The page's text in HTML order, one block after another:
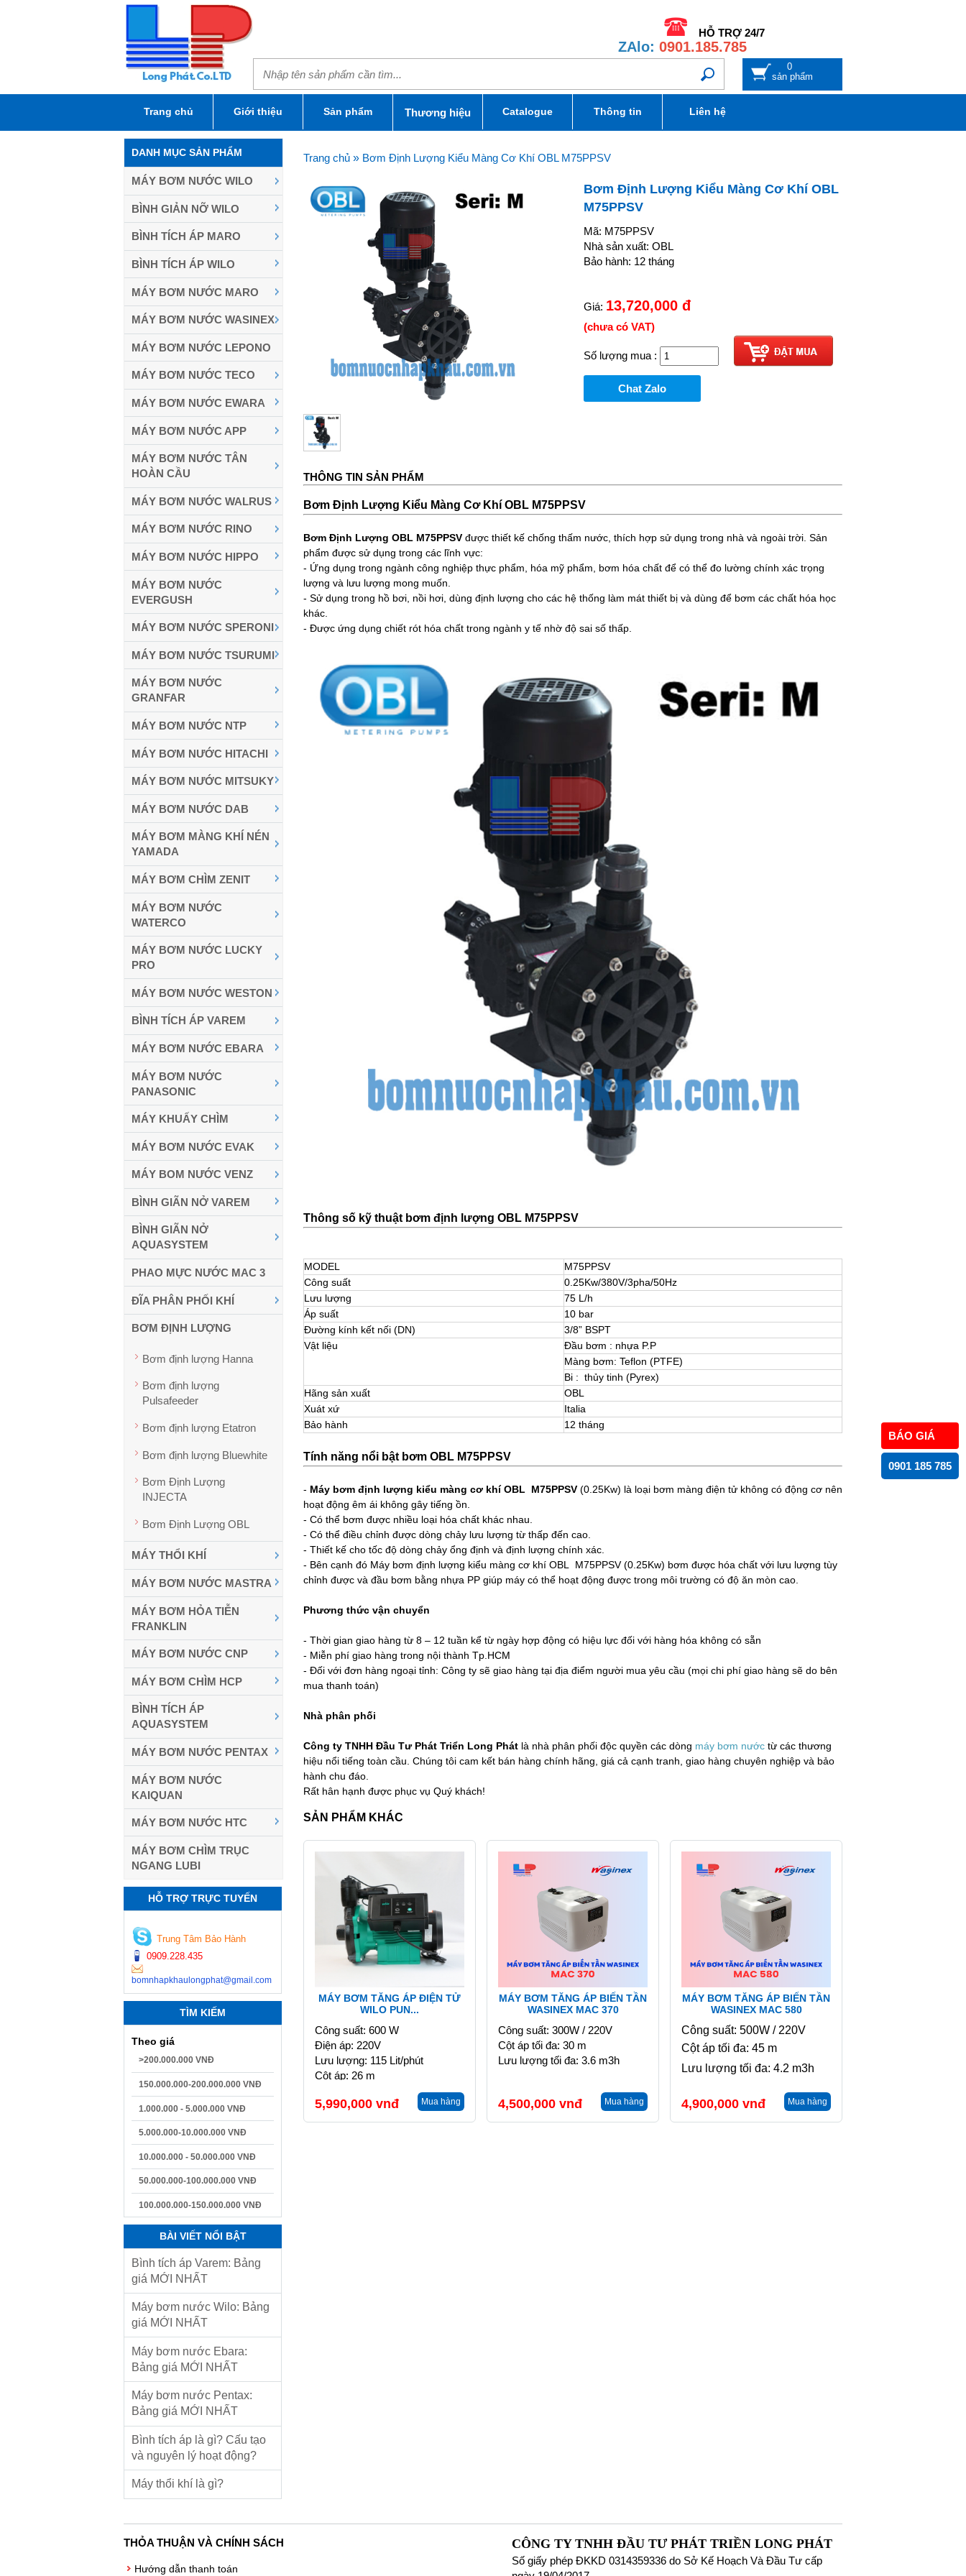
BÁO GIÁ
0901 185 785
HỖ TRỢ 24/7
ZAlo: 0901.185.785
0
sản phẩm
Trang chủ Giới thiệu Sản phẩm Thương hiệu Catalogue Thông tin Liên hệ
DANH MỤC SẢN PHẨM
MÁY BƠM NƯỚC WILO
BÌNH GIẢN NỠ WILO
BÌNH TÍCH ÁP MARO
BÌNH TÍCH ÁP WILO
MÁY BƠM NƯỚC MARO
MÁY BƠM NƯỚC WASINEX
MÁY BƠM NƯỚC LEPONO
MÁY BƠM NƯỚC TECO
MÁY BƠM NƯỚC EWARA
MÁY BƠM NƯỚC APP
MÁY BƠM NƯỚC TÂN
HOÀN CẦU
MÁY BƠM NƯỚC WALRUS
MÁY BƠM NƯỚC RINO
MÁY BƠM NƯỚC HIPPO
MÁY BƠM NƯỚC
EVERGUSH
MÁY BƠM NƯỚC SPERONI
MÁY BƠM NƯỚC TSURUMI
MÁY BƠM NƯỚC
GRANFAR
MÁY BƠM NƯỚC NTP
MÁY BƠM NƯỚC HITACHI
MÁY BƠM NƯỚC MITSUKY
MÁY BƠM NƯỚC DAB
MÁY BƠM MÀNG KHÍ NÉN
YAMADA
MÁY BƠM CHÌM ZENIT
MÁY BƠM NƯỚC
WATERCO
MÁY BƠM NƯỚC LUCKY
PRO
MÁY BƠM NƯỚC WESTON
BÌNH TÍCH ÁP VAREM
MÁY BƠM NƯỚC EBARA
MÁY BƠM NƯỚC
PANASONIC
MÁY KHUẤY CHÌM
MÁY BƠM NƯỚC EVAK
MÁY BOM NƯỚC VENZ
BÌNH GIÃN NỞ VAREM
BÌNH GIÃN NỞ
AQUASYSTEM
PHAO MỰC NƯỚC MAC 3
ĐĨA PHÂN PHỐI KHÍ
BƠM ĐỊNH LƯỢNG
Bơm định lượng Hanna
Bơm định lượng
Pulsafeeder
Bơm định lượng Etatron
Bơm định lượng Bluewhite
Bơm Định Lượng
INJECTA
Bơm Định Lượng OBL
MÁY THỔI KHÍ
MÁY BƠM NƯỚC MASTRA
MÁY BƠM HỎA TIỄN
FRANKLIN
MÁY BƠM NƯỚC CNP
MÁY BƠM CHÌM HCP
BÌNH TÍCH ÁP
AQUASYSTEM
MÁY BƠM NƯỚC PENTAX
MÁY BƠM NƯỚC
KAIQUAN
MÁY BƠM NƯỚC HTC
MÁY BƠM CHÌM TRỤC
NGANG LUBI
HỖ TRỢ TRỰC TUYẾN
Trung Tâm Bảo Hành
0909.228.435
bomnhapkhaulongphat@gmail.com
TÌM KIẾM
Theo giá
>200.000.000 VNĐ
150.000.000-200.000.000 VNĐ
1.000.000 - 5.000.000 VNĐ
5.000.000-10.000.000 VNĐ
10.000.000 - 50.000.000 VNĐ
50.000.000-100.000.000 VNĐ
100.000.000-150.000.000 VNĐ
BÀI VIẾT NỔI BẬT
Bình tích áp Varem: Bảng
giá MỚI NHẤT
Máy bơm nước Wilo: Bảng
giá MỚI NHẤT
Máy bơm nước Ebara:
Bảng giá MỚI NHẤT
Máy bơm nước Pentax:
Bảng giá MỚI NHẤT
Bình tích áp là gì? Cấu tạo
và nguyên lý hoạt động?
Máy thổi khí là gì?
Trang chủ » Bơm Định Lượng Kiểu Màng Cơ Khí OBL M75PPSV
Bơm Định Lượng Kiểu Màng Cơ Khí OBL
M75PPSV
Mã: M75PPSV
Nhà sản xuất: OBL
Bảo hành: 12 tháng
Giá: 13,720,000 đ
(chưa có VAT)
Số lượng mua :
Chat Zalo
THÔNG TIN SẢN PHẨM
Bơm Định Lượng Kiểu Màng Cơ Khí OBL M75PPSV
Bơm Định Lượng OBL M75PPSV được thiết kế chống thấm nước, thích hợp sử dụng trong nhà và ngoài trời. Sản
phẩm được sử dụng trong các lĩnh vực:
- Ứng dụng trong ngành công nghiệp thực phẩm, hóa mỹ phẩm, bơm hóa chất để có thể đo lường chính xác trọng
lượng và lưu lượng mong muốn.
- Sử dụng trong hồ bơi, nồi hơi, dùng định lượng cho các hệ thống làm mát thiết bị và dùng để bơm các chất hóa học
khác.
- Được ứng dụng chiết rót hóa chất trong ngành y tế nhờ độ sai số thấp.
Thông số kỹ thuật bơm định lượng OBL M75PPSV
MODEL
M75PPSV
Công suất
0.25Kw/380V/3pha/50Hz
Lưu lượng
75 L/h
Áp suất
10 bar
Đường kính kết nối (DN)
3/8” BSPT
Vật liệu
Đầu bơm : nhựa P.P
Màng bơm: Teflon (PTFE)
Bi : thủy tinh (Pyrex)
Hãng sản xuất
OBL
Xuát xứ
Italia
Bảo hành
12 tháng
Tính năng nổi bật bơm OBL M75PPSV
- Máy bơm định lượng kiểu màng cơ khí OBL M75PPSV (0.25Kw) là loại bơm màng điện tử không có động cơ nên
hoạt động êm ái không gây tiếng ồn.
- Có thể bơm được nhiều loại hóa chất khác nhau.
- Có thể điều chỉnh được dòng chảy lưu lượng từ thấp đến cao.
- Thiết kế cho tốc độ dòng chảy ổng định và định lượng chính xác.
- Bên cạnh đó Máy bơm định lượng kiểu màng cơ khí OBL M75PPSV (0.25Kw) bơm được hóa chất với lưu lượng tùy
chỉnh được và đầu bơm bằng nhựa PP giúp máy có thể hoạt động được trong môi trường có độ ăn mòn cao.
Phương thức vận chuyển
- Thời gian giao hàng từ 8 – 12 tuần kể từ ngày hợp động có hiệu lực đối với hàng hóa không có sẵn
- Miễn phí giao hàng trong nội thành Tp.HCM
- Đối với đơn hàng ngoại tỉnh: Công ty sẽ giao hàng tại địa điểm người mua yêu cầu (mọi chi phí giao hàng sẽ do bên
mua thanh toán)
Nhà phân phối
Công ty TNHH Đầu Tư Phát Triển Long Phát là nhà phân phối độc quyền các dòng máy bơm nước từ các thương
hiệu nổi tiếng toàn cầu. Chúng tôi cam kết bán hàng chính hãng, giá cả cạnh tranh, giao hàng chuyên nghiệp và bảo
hành chu đáo.
Rất hân hạnh được phục vụ Quý khách!
SẢN PHẨM KHÁC
MÁY BƠM TĂNG ÁP ĐIỆN TỬ
WILO PUN...
Công suất: 600 W
Điện áp: 220V
Lưu lượng: 115 Lit/phút
Cột áp: 26 m
5,990,000 vnđ Mua hàng
MÁY BƠM TĂNG ÁP BIẾN TẦN
WASINEX MAC 370
Công suất: 300W / 220V
Cột áp tối đa: 30 m
Lưu lượng tối đa: 3.6 m3h
4,500,000 vnđ Mua hàng
MÁY BƠM TĂNG ÁP BIẾN TẦN
WASINEX MAC 580
Công suất: 500W / 220V
Cột áp tối đa: 45 m
Lưu lượng tối đa: 4.2 m3h
4,900,000 vnđ Mua hàng
THỎA THUẬN VÀ CHÍNH SÁCH
Hướng dẫn thanh toán
CÔNG TY TNHH ĐẦU TƯ PHÁT TRIỀN LONG PHÁT
Số giấy phép ĐKKD 0314359336 do Sở Kế Hoạch Và Đầu Tư cấp